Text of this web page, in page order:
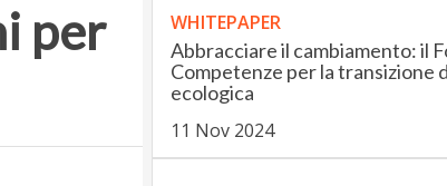
per
WHITEPAPER
Abbracciare il cambiamento: il
Competenze per la transizione
ecologica
11 Nov 2024